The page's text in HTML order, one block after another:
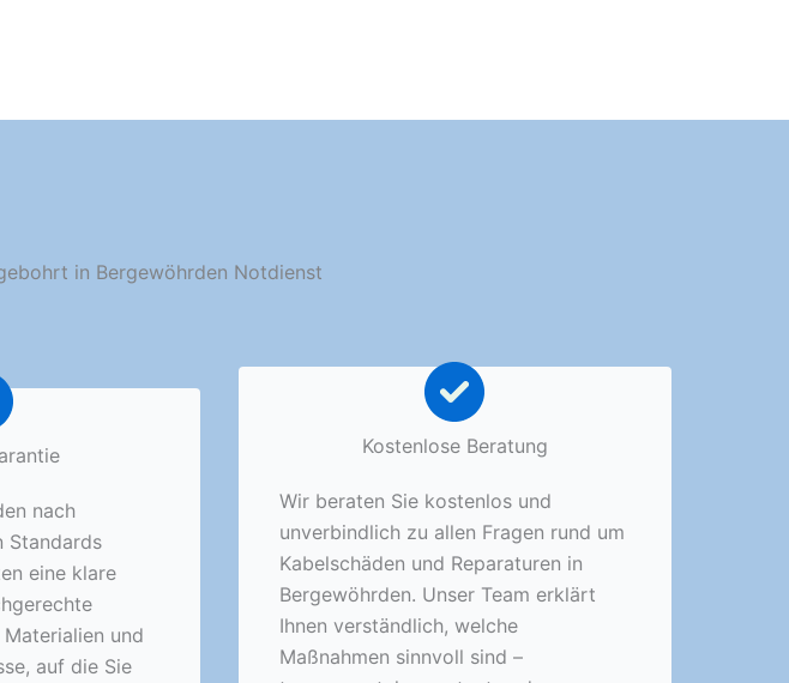
in Bergewöhrden Notdienst
nach
Standards
eine klare
und
auf die Sie
Kostenlose Beratung
Wir beraten Sie kostenlos und
unverbindlich zu allen Fragen rund um
Kabelschäden und Reparaturen in
Bergewöhrden. Unser Team erklärt
Ihnen verständlich, welche
Maßnahmen sinnvoll sind –